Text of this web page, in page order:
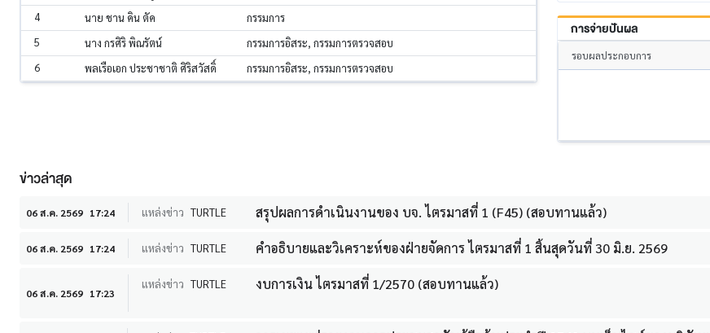
4
นาย ชาน คิน ตัค
กรรมการ
5
นาง กรศิริ พิณรัตน์
กรรมการอิสระ, กรรมการตรวจสอบ
6
พลเรือเอก ประชาชาติ ศิริสวัสดิ์ กรรมการอิสระ, กรรมการตรวจสอบ
การจ่ายปันผล
รอบผลประกอบการ
ข่าวล่าสุด
06 ส.ค. 2569 17:24 แหล่งข่าว TURTLE สรุปผลการดำเนินงานของ บจ. ไตรมาสที่ 1 (F45) (สอบทานแล้ว)
06 ส.ค. 2569 17:24 แหล่งข่าว TURTLE คำอธิบายและวิเคราะห์ของฝ่ายจัดการ ไตรมาสที่ 1 สิ้นสุดวันที่ 30 มิ.ย. 2569
06 ส.ค. 2569 17:23
แหล่งข่าว TURTLE งบการเงิน ไตรมาสที่ 1/2570 (สอบทานแล้ว)